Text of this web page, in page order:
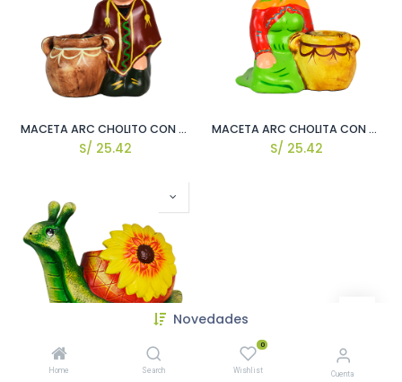
Novedades
Home Search
0
Wishlist Cuenta
MACETA ARC CHOLITO CON MACETA H23 W13 X ↕16 X CM APROX.
S/ 25.42
MACETA ARC CHOLITA CON MACETA H23 X W13 X ↕16 CM APROX.
S/ 25.42